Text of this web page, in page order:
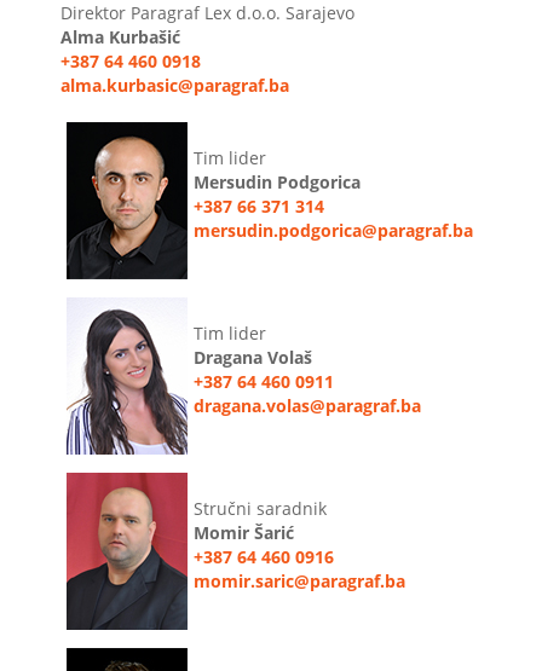
Direktor Paragraf Lex d.o.o. Sarajevo
Alma Kurbašić
+387 64 460 0918
alma.kurbasic@paragraf.ba
Tim lider
Mersudin Podgorica
+387 66 371 314
mersudin.podgorica@paragraf.ba
Tim lider
Dragana Volaš
+387 64 460 0911
dragana.volas@paragraf.ba
Stručni saradnik
Momir Šarić
+387 64 460 0916
momir.saric@paragraf.ba